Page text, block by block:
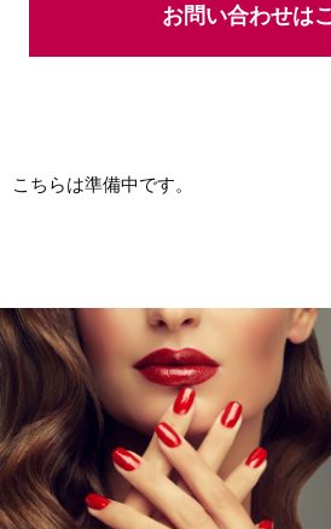
お問い合わせは
こちらは準備中です。